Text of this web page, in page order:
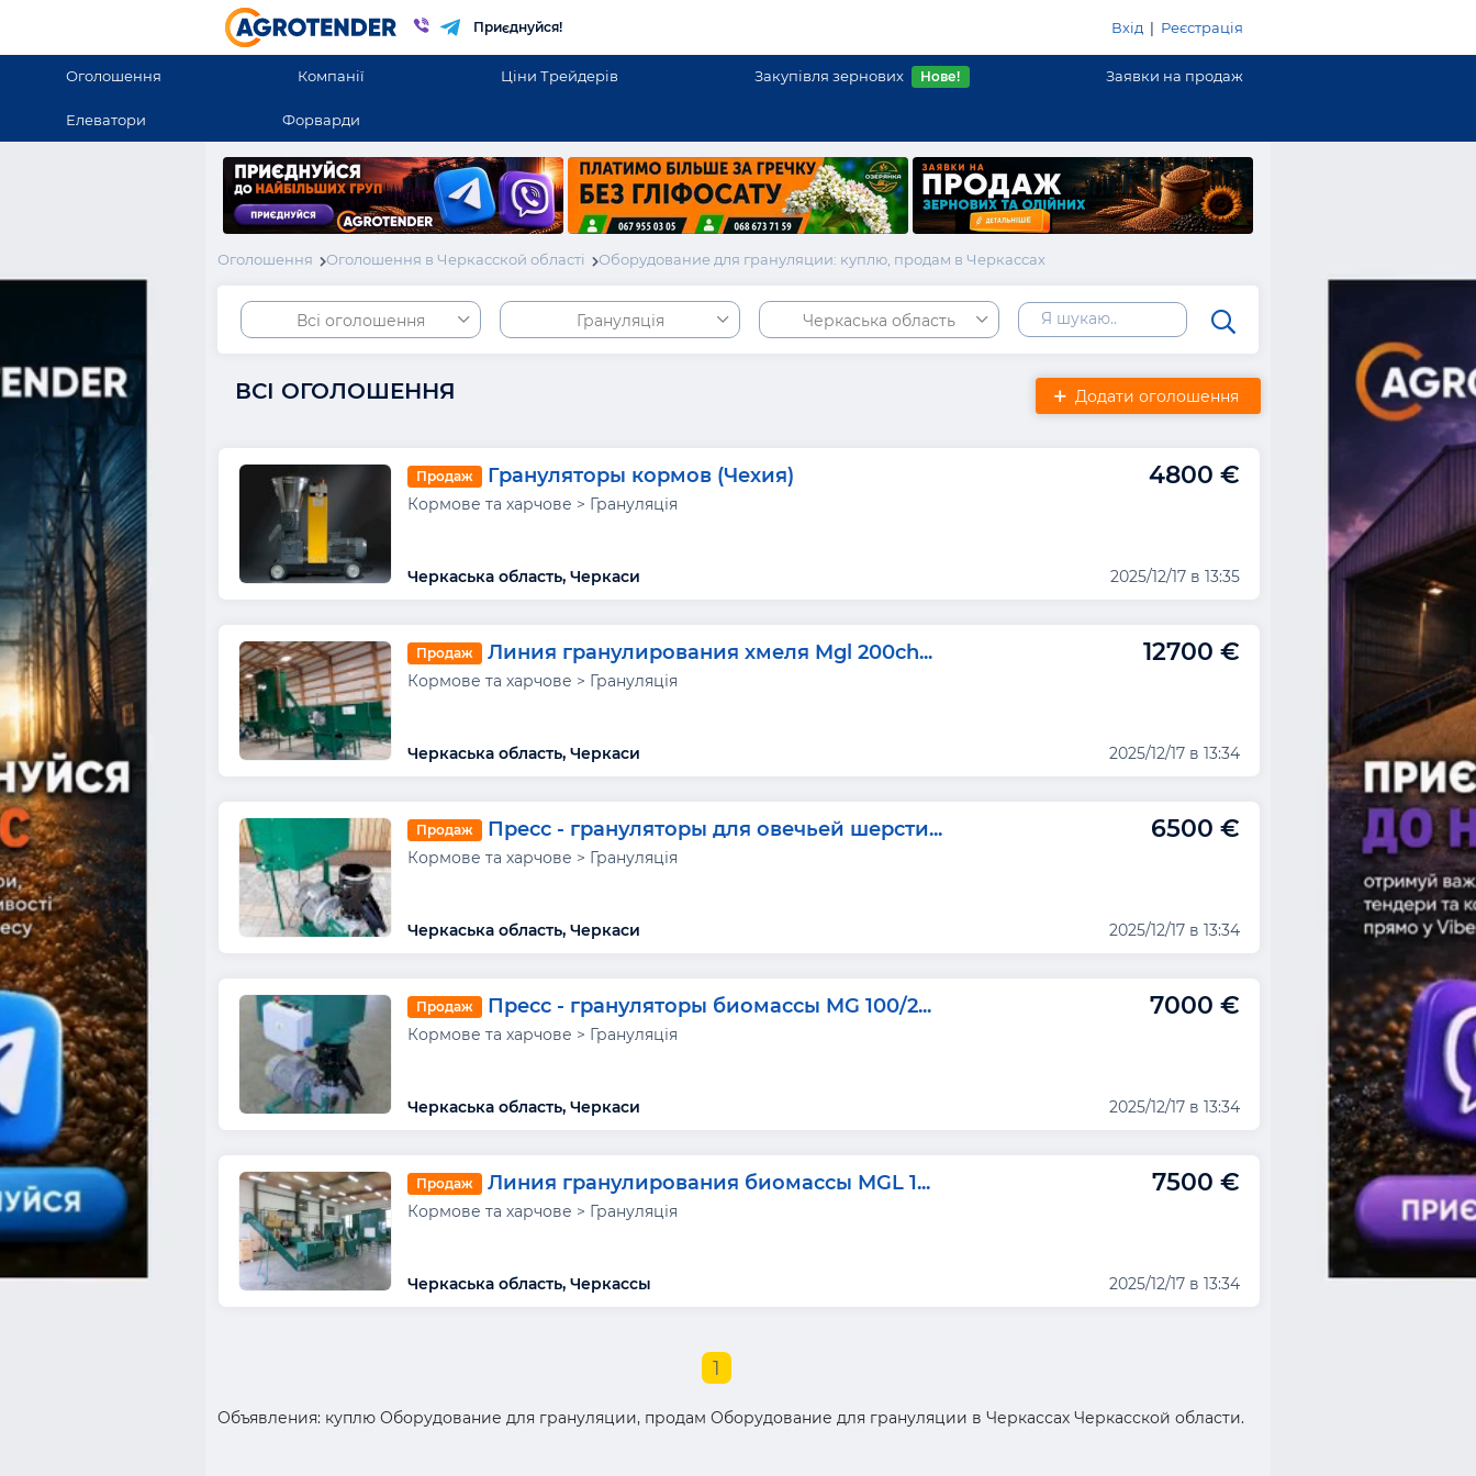
Приєднуйся! Вхід | Реєстрація
Оголошення Компанії Ціни Трейдерів Закупівля зернових Нове! Заявки на продаж
Елеватори Форварди
Оголошення Оголошення в Черкасской області Оборудование для грануляции: куплю, продам в Черкассах
Всі оголошення Грануляція Черкаська область
Додати оголошення
ВСІ ОГОЛОШЕННЯ
Продаж Грануляторы кормов (Чехия) 4800 €
Кормове та харчове > Грануляція
Черкаська область, Черкаси 2025/12/17 в 13:35
Продаж Линия гранулирования хмеля Mgl 200ch... 12700 €
Кормове та харчове > Грануляція
Черкаська область, Черкаси 2025/12/17 в 13:34
Продаж Пресс - грануляторы для овечьей шерсти... 6500 €
Кормове та харчове > Грануляція
Черкаська область, Черкаси 2025/12/17 в 13:34
Продаж Пресс - грануляторы биомассы MG 100/2... 7000 €
Кормове та харчове > Грануляція
Черкаська область, Черкаси 2025/12/17 в 13:34
Продаж Линия гранулирования биомассы MGL 1... 7500 €
Кормове та харчове > Грануляція
Черкаська область, Черкассы 2025/12/17 в 13:34
1
Объявления: куплю Оборудование для грануляции, продам Оборудование для грануляции в Черкассах Черкасской области.